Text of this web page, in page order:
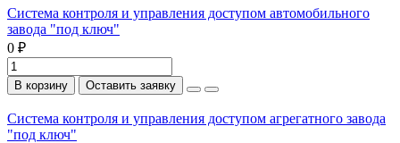
Система контроля и управления доступом автомобильного
завода "под ключ"
0 ₽
В корзину Оставить заявку
Система контроля и управления доступом агрегатного завода
"под ключ"